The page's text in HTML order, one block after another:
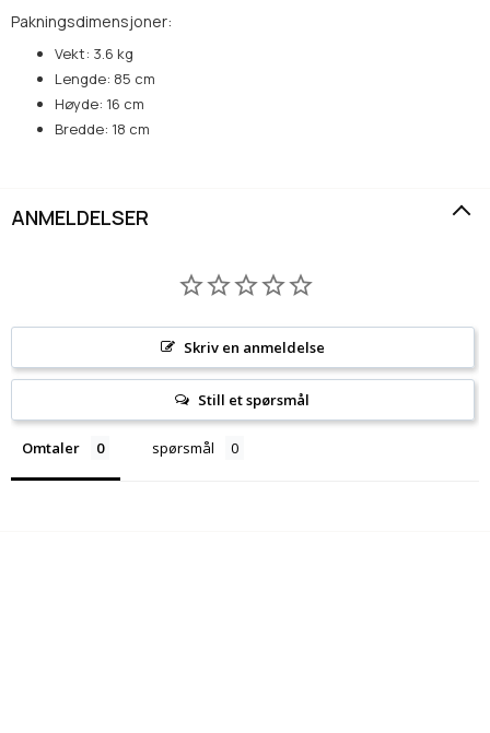
Pakningsdimensjoner:
Vekt: 3.6 kg
Lengde: 85 cm
Høyde: 16 cm
Bredde: 18 cm
ANMELDELSER
Skriv en anmeldelse
Still et spørsmål
Omtaler spørsmål